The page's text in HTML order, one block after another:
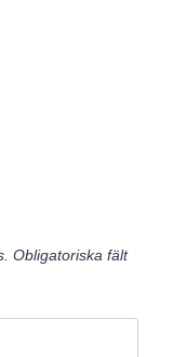
Obligatoriska fält